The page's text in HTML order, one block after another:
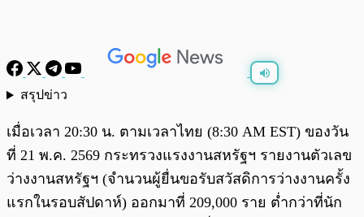
สรุปข่าว
เมื่อเวลา 20:30 น. ตามเวลาไทย (8:30 AM EST) ของวัน
ที่ 21 พ.ค. 2569 กระทรวงแรงงานสหรัฐฯ รายงานตัวเลข
ว่างงานสหรัฐฯ (จำนวนผู้ยื่นขอรับสวัสดิการว่างงานครั้ง
แรกในรอบสัปดาห์) ออกมาที่ 209,000 ราย ต่ำกว่าที่นัก